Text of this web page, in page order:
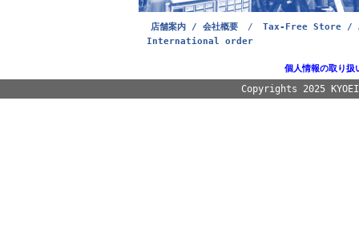
店舗案内 / 会社概要 /
Tax-Free Store /
International order
個人情報の取り扱
Copyrights 2025